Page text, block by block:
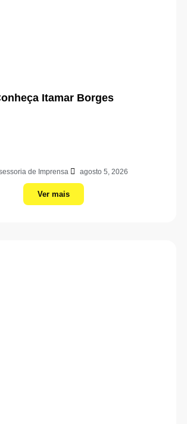
Itamar Borges
de Imprensa agosto 5, 2026
Ver mais